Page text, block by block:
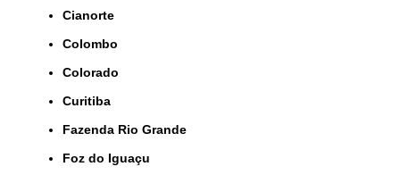
Cianorte
Colombo
Colorado
Curitiba
Fazenda Rio Grande
Foz do Iguaçu